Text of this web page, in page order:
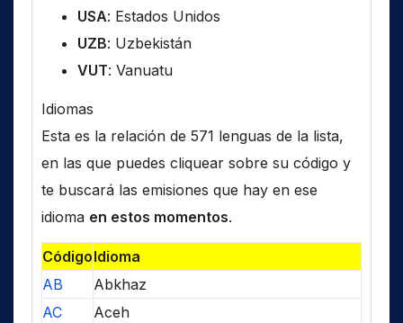
USA: Estados Unidos
UZB: Uzbekistán
VUT: Vanuatu
Idiomas
Esta es la relación de 571 lenguas de la lista,
en las que puedes cliquear sobre su código y
te buscará las emisiones que hay en ese
idioma en estos momentos.
CódigoIdioma
AB
Abkhaz
AC
Aceh